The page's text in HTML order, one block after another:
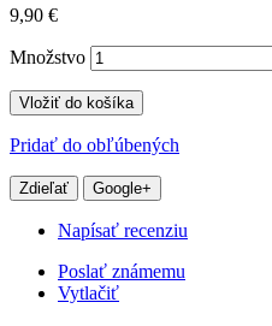
9,90 €
Množstvo
Vložiť do košíka
Pridať do obľúbených
Zdieľať Google+
Napísať recenziu
Poslať známemu
Vytlačiť